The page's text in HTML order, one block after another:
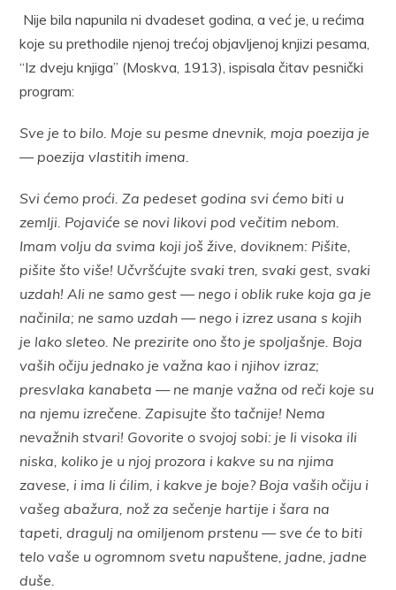
Nije bila napunila ni dvadeset godina, a već je, u rećima
koje su prethodile njenoj trećoj objavljenoj knjizi pesama,
“Iz dveju knjiga” (Moskva, 1913), ispisala čitav pesnički
program:
Sve je to bilo. Moje su pesme dnevnik, moja poezija je
— poezija vlastitih imena.
Svi ćemo proći. Za pedeset godina svi ćemo biti u
zemlji. Pojaviće se novi likovi pod večitim nebom.
Imam volju da svima koji još žive, doviknem: Pišite,
pišite što više! Učvršćujte svaki tren, svaki gest, svaki
uzdah! Ali ne samo gest — nego i oblik ruke koja ga je
načinila; ne samo uzdah — nego i izrez usana s kojih
je lako sleteo. Ne prezirite ono što je spoljašnje. Boja
vaših očiju jednako je važna kao i njihov izraz;
presvlaka kanabeta — ne manje važna od reči koje su
na njemu izrečene. Zapisujte što tačnije! Nema
nevažnih stvari! Govorite o svojoj sobi: je li visoka ili
niska, koliko je u njoj prozora i kakve su na njima
zavese, i ima li ćilim, i kakve je boje? Boja vaših očiju i
vašeg abažura, nož za sečenje hartije i šara na
tapeti, dragulj na omiljenom prstenu — sve će to biti
telo vaše u ogromnom svetu napuštene, jadne, jadne
duše.